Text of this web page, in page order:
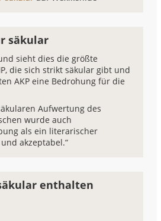
säkular
sieht dies die größte
die sich strikt säkular gibt und
AKP eine Bedrohung für die
Aufwertung des
wurde auch
als ein literarischer
akzeptabel.“
enthalten